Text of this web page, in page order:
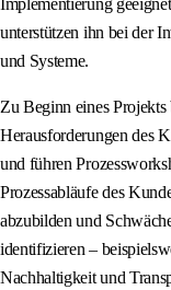
Implementierung
unterstützen ihn bei der
und Systeme.
Zu Beginn eines Projekts
Herausforderungen des
und führen
Prozessabläufe des
abzubilden und
identifizieren –
Nachhaltigkeit und